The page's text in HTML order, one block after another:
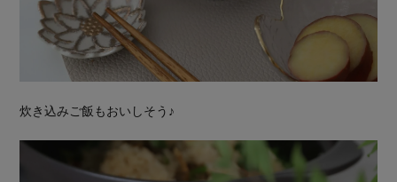
炊き込みご飯もおいしそう♪